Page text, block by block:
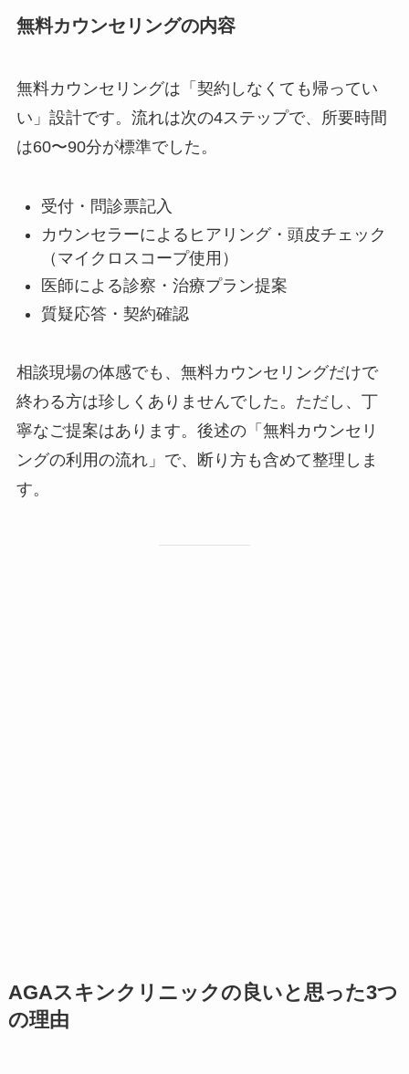
無料カウンセリングの内容
無料カウンセリングは「契約しなくても帰ってい
い」設計です。流れは次の4ステップで、所要時間
は60〜90分が標準でした。
受付・問診票記入
カウンセラーによるヒアリング・頭皮チェック
（マイクロスコープ使用）
医師による診察・治療プラン提案
質疑応答・契約確認
相談現場の体感でも、無料カウンセリングだけで
終わる方は珍しくありませんでした。ただし、丁
寧なご提案はあります。後述の「無料カウンセリ
ングの利用の流れ」で、断り方も含めて整理しま
す。
AGAスキンクリニックの良いと思った3つ
の理由